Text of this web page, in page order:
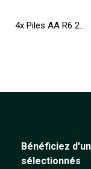
4x Piles AA R6 2600mAh Ni-MH Batteries rechargeables Green Cell
Bénéficiez
sélectionnés